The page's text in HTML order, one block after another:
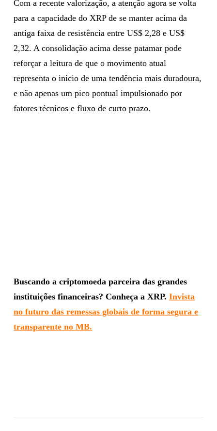
Com a recente valorização, a atenção agora se volta
para a capacidade do XRP de se manter acima da
antiga faixa de resistência entre US$ 2,28 e US$
2,32. A consolidação acima desse patamar pode
reforçar a leitura de que o movimento atual
representa o início de uma tendência mais duradoura,
e não apenas um pico pontual impulsionado por
fatores técnicos e fluxo de curto prazo.
Buscando a criptomoeda parceira das grandes
instituições financeiras? Conheça a XRP. Invista
no futuro das remessas globais de forma segura e
transparente no MB.